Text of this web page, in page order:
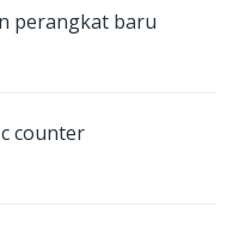
perangkat baru
counter